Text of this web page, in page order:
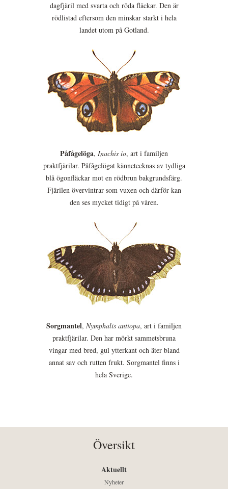
dagfjäril med svarta och röda fläckar. Den är
rödlistad eftersom den minskar starkt i hela
landet utom på Gotland.
Påfågelöga, Inachis io, art i familjen
praktfjärilar. Påfågelögat kännetecknas av tydliga
blå ögonfläckar mot en rödbrun bakgrundsfärg.
Fjärilen övervintrar som vuxen och därför kan
den ses mycket tidigt på våren.
Sorgmantel, Nymphalis antiopa, art i familjen
praktfjärilar. Den har mörkt sammetsbruna
vingar med bred, gul ytterkant och äter bland
annat sav och rutten frukt. Sorgmantel finns i
hela Sverige.
Översikt
Aktuellt
Nyheter